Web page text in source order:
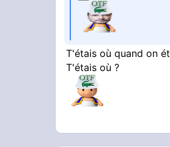
T'étais où quand on
T'étais où ?